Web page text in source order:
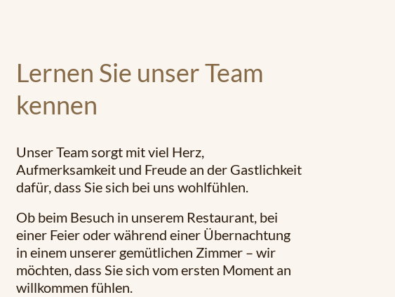
Lernen Sie unser Team
kennen
Unser Team sorgt mit viel Herz,
Aufmerksamkeit und Freude an der Gastlichkeit
dafür, dass Sie sich bei uns wohlfühlen.
Ob beim Besuch in unserem Restaurant, bei
einer Feier oder während einer Übernachtung
in einem unserer gemütlichen Zimmer – wir
möchten, dass Sie sich vom ersten Moment an
willkommen fühlen.